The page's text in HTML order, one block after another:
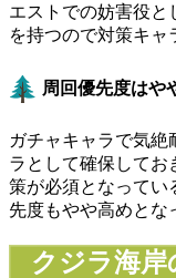
エストでの妨害役と
を持つので対策キャ
周回優先度はや
ガチャキャラで気絶
ラとして確保してお
策が必須となってい
先度もやや高めとな
クジラ海岸